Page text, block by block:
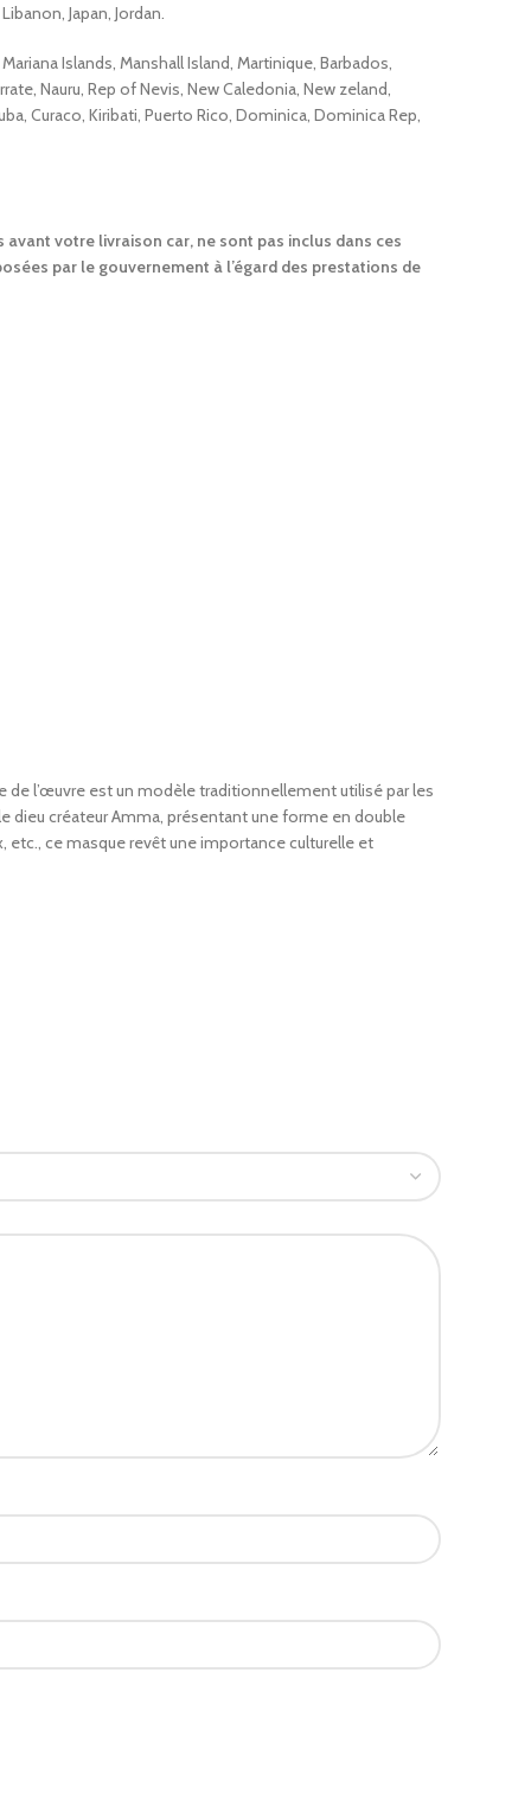
Japan, Jordan.
Islands, Manshall Island, Martinique, Barbados,
Nauru, Rep of Nevis, New Caledonia, New zeland,
Curaco, Kiribati, Puerto Rico, Dominica, Dominica Rep,
votre livraison car, ne sont pas inclus dans ces
par le gouvernement à l’égard des prestations de
de l’œuvre est un modèle traditionnellement utilisé par les
dieu créateur Amma, présentant une forme en double
ce masque revêt une importance culturelle et